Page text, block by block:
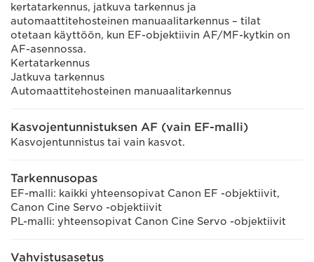
kertatarkennus, jatkuva tarkennus ja
automaattitehosteinen manuaalitarkennus – tilat
otetaan käyttöön, kun EF-objektiivin AF/MF-kytkin on
AF-asennossa.
Kertatarkennus
Jatkuva tarkennus
Automaattitehosteinen manuaalitarkennus
Kasvojentunnistuksen AF (vain EF-malli)
Kasvojentunnistus tai vain kasvot.
Tarkennusopas
EF-malli: kaikki yhteensopivat Canon EF -objektiivit,
Canon Cine Servo -objektiivit
PL-malli: yhteensopivat Canon Cine Servo -objektiivit
Vahvistusasetus